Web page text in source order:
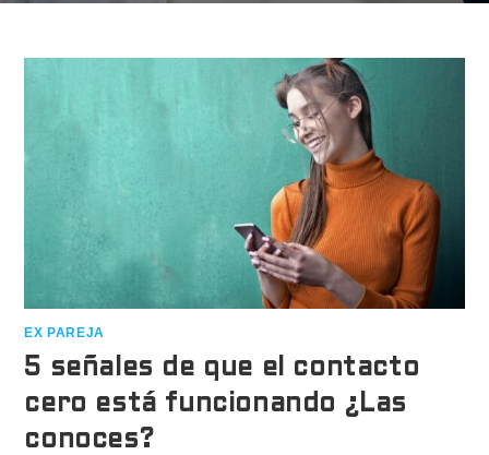
EX PAREJA
5 señales de que el contacto
cero está funcionando ¿Las
conoces?